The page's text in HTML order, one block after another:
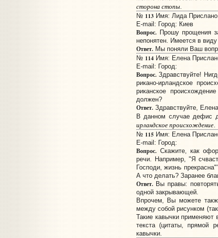
сторона стопы.
№ 113Имя: Лида
E-mail: Город: Киев
Вопрос.Прошу прощения
непонятен. Имеется в
Ответ.Мы поняли Ваш
№ 114Имя: Елена
E-mail: Город:
Вопрос.Здравствуйте!
рикано-ирландское
риканское
должен?
Ответ.Здравствуйте,
В данном случае дефис
ирландское происхождение.
№ 115Имя: Елена
E-mail: Город:
Вопрос.Скажите, как
речи. Например, "Я
Господи, жизнь
А что делать? Заранее
Ответ.Вы правы:
одной закрывающей.
Впрочем, Вы можете
между собой рисунком
Такие кавычки применяют
текста (цитаты, прямой
кавычки.